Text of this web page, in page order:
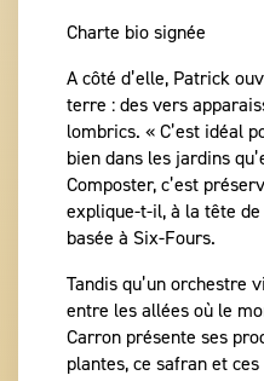
Charte bio signée
A côté d’elle, Patrick
terre : des vers
lombrics. « C’est idéal
bien dans les jardins
Composter, c’est
explique-t-il, à la tête
basée à Six-Fours.
Tandis qu’un orchestre
entre les allées où le
Carron présente ses
plantes, ce safran et